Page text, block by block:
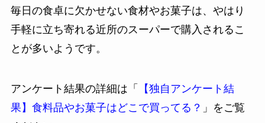
毎日の食卓に欠かせない食材やお菓子は、やはり
手軽に立ち寄れる近所のスーパーで購入されるこ
とが多いようです。
アンケート結果の詳細は「
【独自アンケート結
果】食料品やお菓子はどこで買ってる？ 」をご覧